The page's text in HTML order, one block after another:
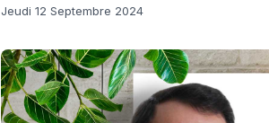
Jeudi 12 Septembre 2024